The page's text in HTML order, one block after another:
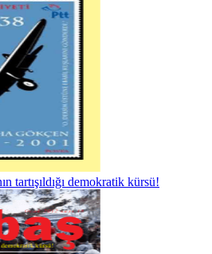
tartışıldığı demokratik kürsü!